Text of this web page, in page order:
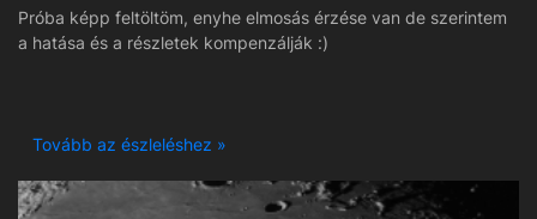
Próba képp feltöltöm, enyhe elmosás érzése van de szerintem
a hatása és a részletek kompenzálják :)
Tovább az észleléshez »